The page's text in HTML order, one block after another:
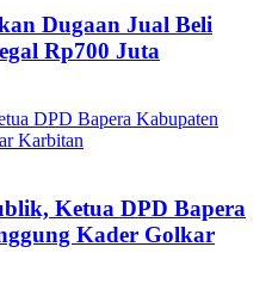
Dugaan Jual Beli
Rp700 Juta
DPD Bapera Kabupaten
Karbitan
Ketua DPD Bapera
Kader Golkar